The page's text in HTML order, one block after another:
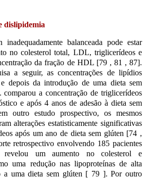
dislipidemia
balanceada pode estar
no colesterol total, LDL, triglicerídeos e
da fração de HDL [79 , 81 , 87].
a seguir, as concentrações de lipídios
depois da introdução de uma dieta sem
a concentração de triglicerídeos
e após 4 anos de adesão à dieta sem
outro estudo prospectivo, os mesmos
alterações estatisticamente significativas
após um ano de dieta sem glúten [74 ,
retrospectivo envolvendo 185 pacientes
revelou um aumento no colesterol e
uma redução nas lipoproteínas de alta
a uma dieta sem glúten [ 79 ]. Por outro